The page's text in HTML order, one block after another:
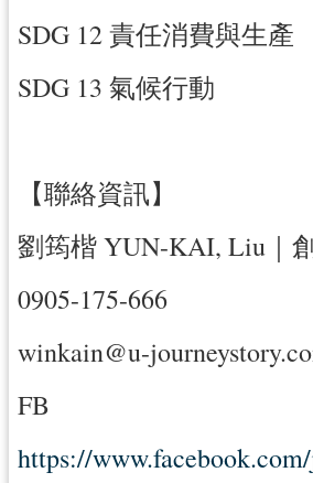
SDG 12 責任消費與生產
SDG 13 氣候行動
【聯絡資訊】
劉筠楷 YUN-KAI, Liu｜
0905-175-666
winkain@u-
FB
https://